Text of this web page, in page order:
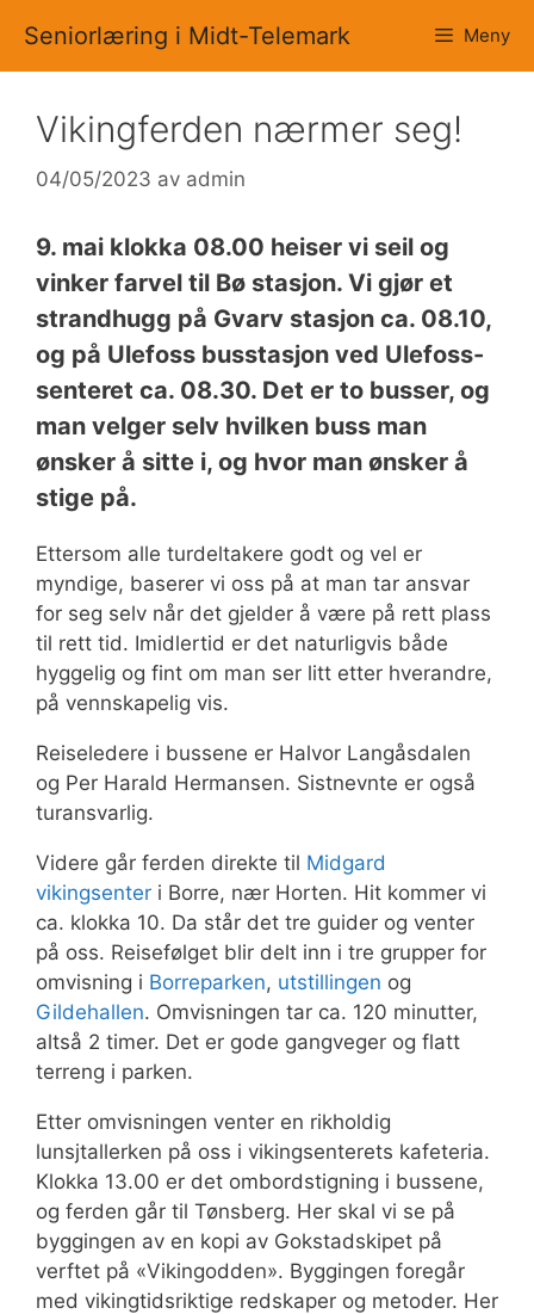
innhold
Seniorlæring i Midt-Telemark Meny
Vikingferden nærmer seg!
04/05/2023 av admin
9. mai klokka 08.00 heiser vi seil og
vinker farvel til Bø stasjon. Vi gjør et
strandhugg på Gvarv stasjon ca. 08.10,
og på Ulefoss busstasjon ved Ulefoss-
senteret ca. 08.30. Det er to busser, og
man velger selv hvilken buss man
ønsker å sitte i, og hvor man ønsker å
stige på.
Ettersom alle turdeltakere godt og vel er
myndige, baserer vi oss på at man tar ansvar
for seg selv når det gjelder å være på rett plass
til rett tid. Imidlertid er det naturligvis både
hyggelig og fint om man ser litt etter hverandre,
på vennskapelig vis.
Reiseledere i bussene er Halvor Langåsdalen
og Per Harald Hermansen. Sistnevnte er også
turansvarlig.
Videre går ferden direkte til Midgard
vikingsenter i Borre, nær Horten. Hit kommer vi
ca. klokka 10. Da står det tre guider og venter
på oss. Reisefølget blir delt inn i tre grupper for
omvisning i Borreparken, utstillingen og
Gildehallen. Omvisningen tar ca. 120 minutter,
altså 2 timer. Det er gode gangveger og flatt
terreng i parken.
Etter omvisningen venter en rikholdig
lunsjtallerken på oss i vikingsenterets kafeteria.
Klokka 13.00 er det ombordstigning i bussene,
og ferden går til Tønsberg. Her skal vi se på
byggingen av en kopi av Gokstadskipet på
verftet på «Vikingodden». Byggingen foregår
med vikingtidsriktige redskaper og metoder. Her